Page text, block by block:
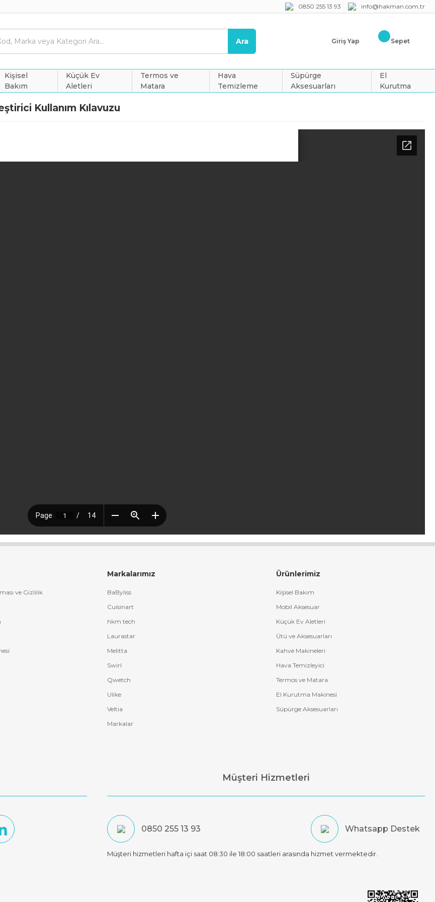
0850 255 13 93 info@hakman.com.tr
Ara Giriş Yap Sepet
Kişisel
Bakım
Küçük Ev
Aletleri
Termos ve
Matara
Hava
Temizleme
Süpürge
Aksesuarları
El
Kurutma
Kullanım Kılavuzu
ve Gizlilik
Markalarımız
BaByliss
Cuisinart
hkm tech
Laurastar
Melitta
Swirl
Qwetch
Ulike
Veltia
Markalar
Ürünlerimiz
Kişisel Bakım
Mobil Aksesuar
Küçük Ev Aletleri
Ütü ve Aksesuarları
Kahve Makineleri
Hava Temizleyici
Termos ve Matara
El Kurutma Makinesi
Süpürge Aksesuarları
Müşteri Hizmetleri
0850 255 13 93 Whatsapp Destek
Müşteri hizmetleri hafta içi saat 08:30 ile 18:00 saatleri arasında hizmet vermektedir.